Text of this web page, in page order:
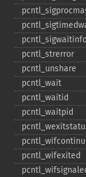
pcntl_​strerror
pcntl_​unshare
pcntl_​wait
pcntl_​waitid
pcntl_​waitpid
pcntl_​wifexited